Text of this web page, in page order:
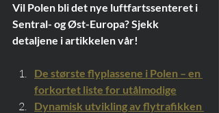
Vil Polen bli det nye luftfartssenteret i
Sentral- og Øst-Europa? Sjekk
detaljene i artikkelen vår!
De største flyplassene i Polen – en
forkortet liste for utålmodige
Dynamisk utvikling av flytrafikken